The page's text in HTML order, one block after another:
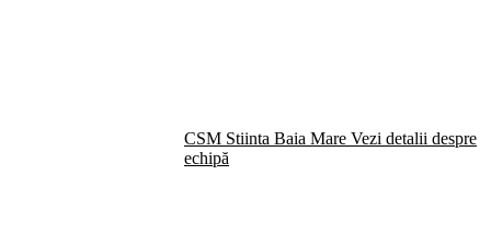
CSM Stiinta Baia Mare Vezi detalii despre
echipă